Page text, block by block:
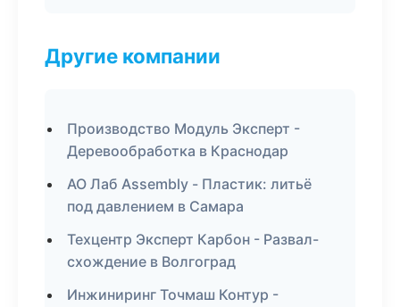
Другие компании
Производство Модуль Эксперт -
Деревообработка в Краснодар
АО Лаб Assembly - Пластик: литьё
под давлением в Самара
Техцентр Эксперт Карбон - Развал-
схождение в Волгоград
Инжиниринг Точмаш Контур -